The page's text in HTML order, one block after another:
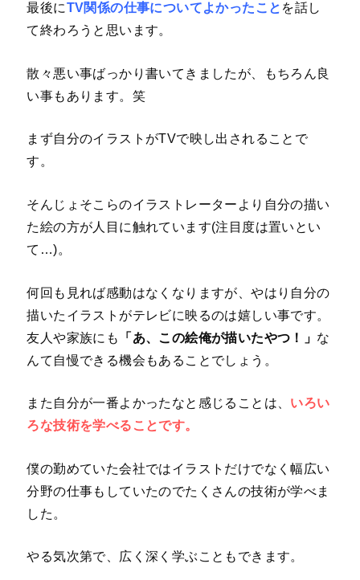
最後にTV関係の仕事についてよかったこと を話し
て終わろうと思います。
散々悪い事ばっかり書いてきましたが、もちろん良
い事もあります。笑
まず自分のイラストがTVで映し出されることで
す。
そんじょそこらのイラストレーターより自分の描い
た絵の方が人目に触れています(注目度は置いとい
て…)。
何回も見れば感動はなくなりますが、やはり自分の
描いたイラストがテレビに映るのは嬉しい事です。
友人や家族にも
「あ、この絵俺が描いたやつ！」 な
んて自慢できる機会もあることでしょう。
また自分が一番よかったなと感じることは、 いろい
ろな技術を学べることです。
僕の勤めていた会社ではイラストだけでなく幅広い
分野の仕事もしていたのでたくさんの技術が学べま
した。
やる気次第で、広く深く学ぶこともできます。